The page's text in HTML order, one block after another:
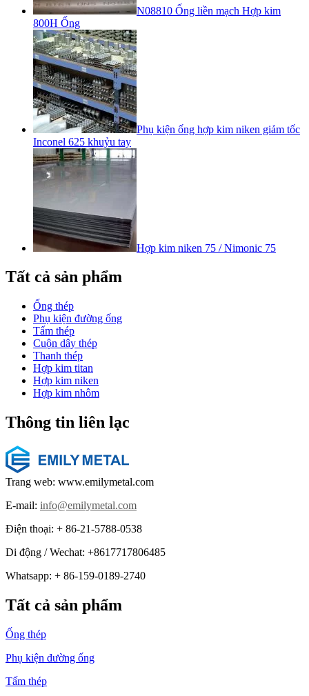
N08810 Ống liền mạch Hợp kim
800H Ống
Phụ kiện ống hợp kim niken giảm tốc
Inconel 625 khuỷu tay
Hợp kim niken 75 / Nimonic 75
Tất cả sản phẩm
Ống thép
Phụ kiện đường ống
Tấm thép
Cuộn dây thép
Thanh thép
Hợp kim titan
Hợp kim niken
Hợp kim nhôm
Thông tin liên lạc
Trang web: www.emilymetal.com
E-mail: info@emilymetal.com
Điện thoại: + 86-21-5788-0538
Di động / Wechat: +8617717806485
Whatsapp: + 86-159-0189-2740
Tất cả sản phẩm
Ống thép
Phụ kiện đường ống
Tấm thép